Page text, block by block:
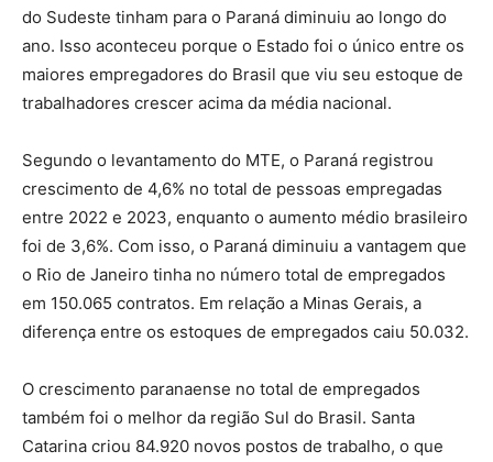
do Sudeste tinham para o Paraná diminuiu ao longo do
ano. Isso aconteceu porque o Estado foi o único entre os
maiores empregadores do Brasil que viu seu estoque de
trabalhadores crescer acima da média nacional.
Segundo o levantamento do MTE, o Paraná registrou
crescimento de 4,6% no total de pessoas empregadas
entre 2022 e 2023, enquanto o aumento médio brasileiro
foi de 3,6%. Com isso, o Paraná diminuiu a vantagem que
o Rio de Janeiro tinha no número total de empregados
em 150.065 contratos. Em relação a Minas Gerais, a
diferença entre os estoques de empregados caiu 50.032.
O crescimento paranaense no total de empregados
também foi o melhor da região Sul do Brasil. Santa
Catarina criou 84.920 novos postos de trabalho, o que